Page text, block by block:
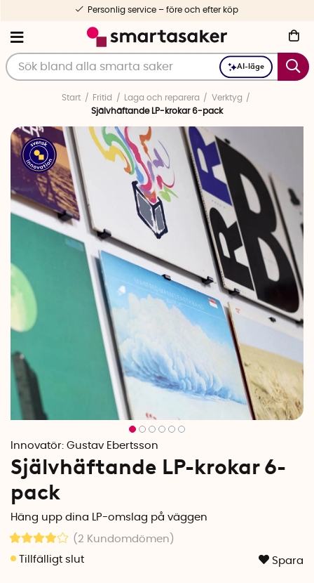
AI-läge
Personlig service – före och efter köp
Start Fritid Laga och reparera
Verktyg
Självhäftande LP-krokar 6-pack
Innovatör: Gustav Ebertsson
Självhäftande LP-krokar 6-
pack
Häng upp dina LP-omslag på väggen
(2 Kundomdömen )
Spara